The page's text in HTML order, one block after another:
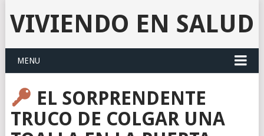
VIVIENDO EN SALUD
MENU
EL SORPRENDENTE
TRUCO DE COLGAR UNA